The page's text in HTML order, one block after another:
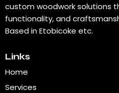
custom woodwork solutions
functionality, and
Based in Etobicoke etc.
Links
Home
Services